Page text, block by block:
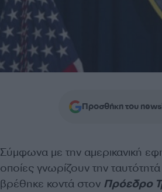
Προσθήκη του
Σύμφωνα με την αμερικανική
οποίες γνωρίζουν την
βρέθηκε κοντά στον Πρόεδρο